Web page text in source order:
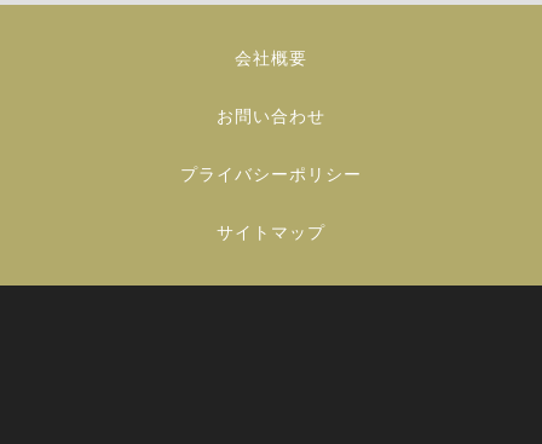
会社概要
お問い合わせ
プライバシーポリシー
サイトマップ